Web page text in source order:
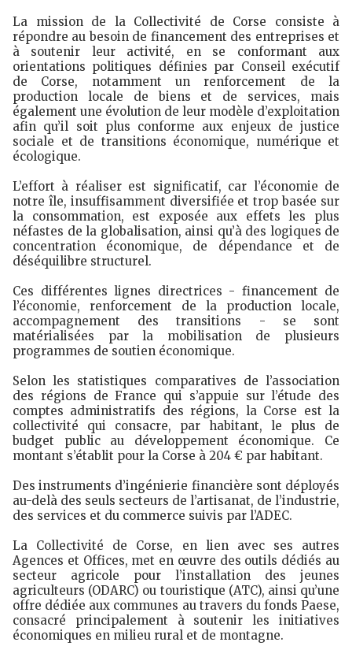
La mission de la Collectivité de Corse consiste à
répondre au besoin de financement des entreprises et
à soutenir leur activité, en se conformant aux
orientations politiques définies par Conseil exécutif
de Corse, notamment un renforcement de la
production locale de biens et de services, mais
également une évolution de leur modèle d’exploitation
afin qu’il soit plus conforme aux enjeux de justice
sociale et de transitions économique, numérique et
écologique.
L’effort à réaliser est significatif, car l’économie de
notre île, insuffisamment diversifiée et trop basée sur
la consommation, est exposée aux effets les plus
néfastes de la globalisation, ainsi qu’à des logiques de
concentration économique, de dépendance et de
déséquilibre structurel.
Ces différentes lignes directrices - financement de
l’économie, renforcement de la production locale,
accompagnement des transitions - se sont
matérialisées par la mobilisation de plusieurs
programmes de soutien économique.
Selon les statistiques comparatives de l’association
des régions de France qui s’appuie sur l’étude des
comptes administratifs des régions, la Corse est la
collectivité qui consacre, par habitant, le plus de
budget public au développement économique. Ce
montant s’établit pour la Corse à 204 € par habitant.
Des instruments d’ingénierie financière sont déployés
au-delà des seuls secteurs de l’artisanat, de l’industrie,
des services et du commerce suivis par l’ADEC.
La Collectivité de Corse, en lien avec ses autres
Agences et Offices, met en œuvre des outils dédiés au
secteur agricole pour l’installation des jeunes
agriculteurs (ODARC) ou touristique (ATC), ainsi qu’une
offre dédiée aux communes au travers du fonds Paese,
consacré principalement à soutenir les initiatives
économiques en milieu rural et de montagne.